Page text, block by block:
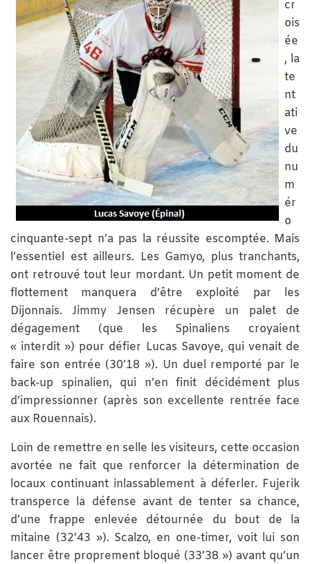
cr
ois
ée
, la
te
nt
ati
ve
du
nu
m
ér
o
cinquante-sept n’a pas la réussite escomptée. Mais
l’essentiel est ailleurs. Les Gamyo, plus tranchants,
ont retrouvé tout leur mordant. Un petit moment de
flottement manquera d’être exploité par les
Dijonnais. Jimmy Jensen récupère un palet de
dégagement (que les Spinaliens croyaient
« interdit ») pour défier Lucas Savoye, qui venait de
faire son entrée (30’18 »). Un duel remporté par le
back-up spinalien, qui n’en finit décidément plus
d’impressionner (après son excellente rentrée face
aux Rouennais).
Loin de remettre en selle les visiteurs, cette occasion
avortée ne fait que renforcer la détermination de
locaux continuant inlassablement à déferler. Fujerik
transperce la défense avant de tenter sa chance,
d’une frappe enlevée détournée du bout de la
mitaine (32’43 »). Scalzo, en one-timer, voit lui son
lancer être proprement bloqué (33’38 ») avant qu’un